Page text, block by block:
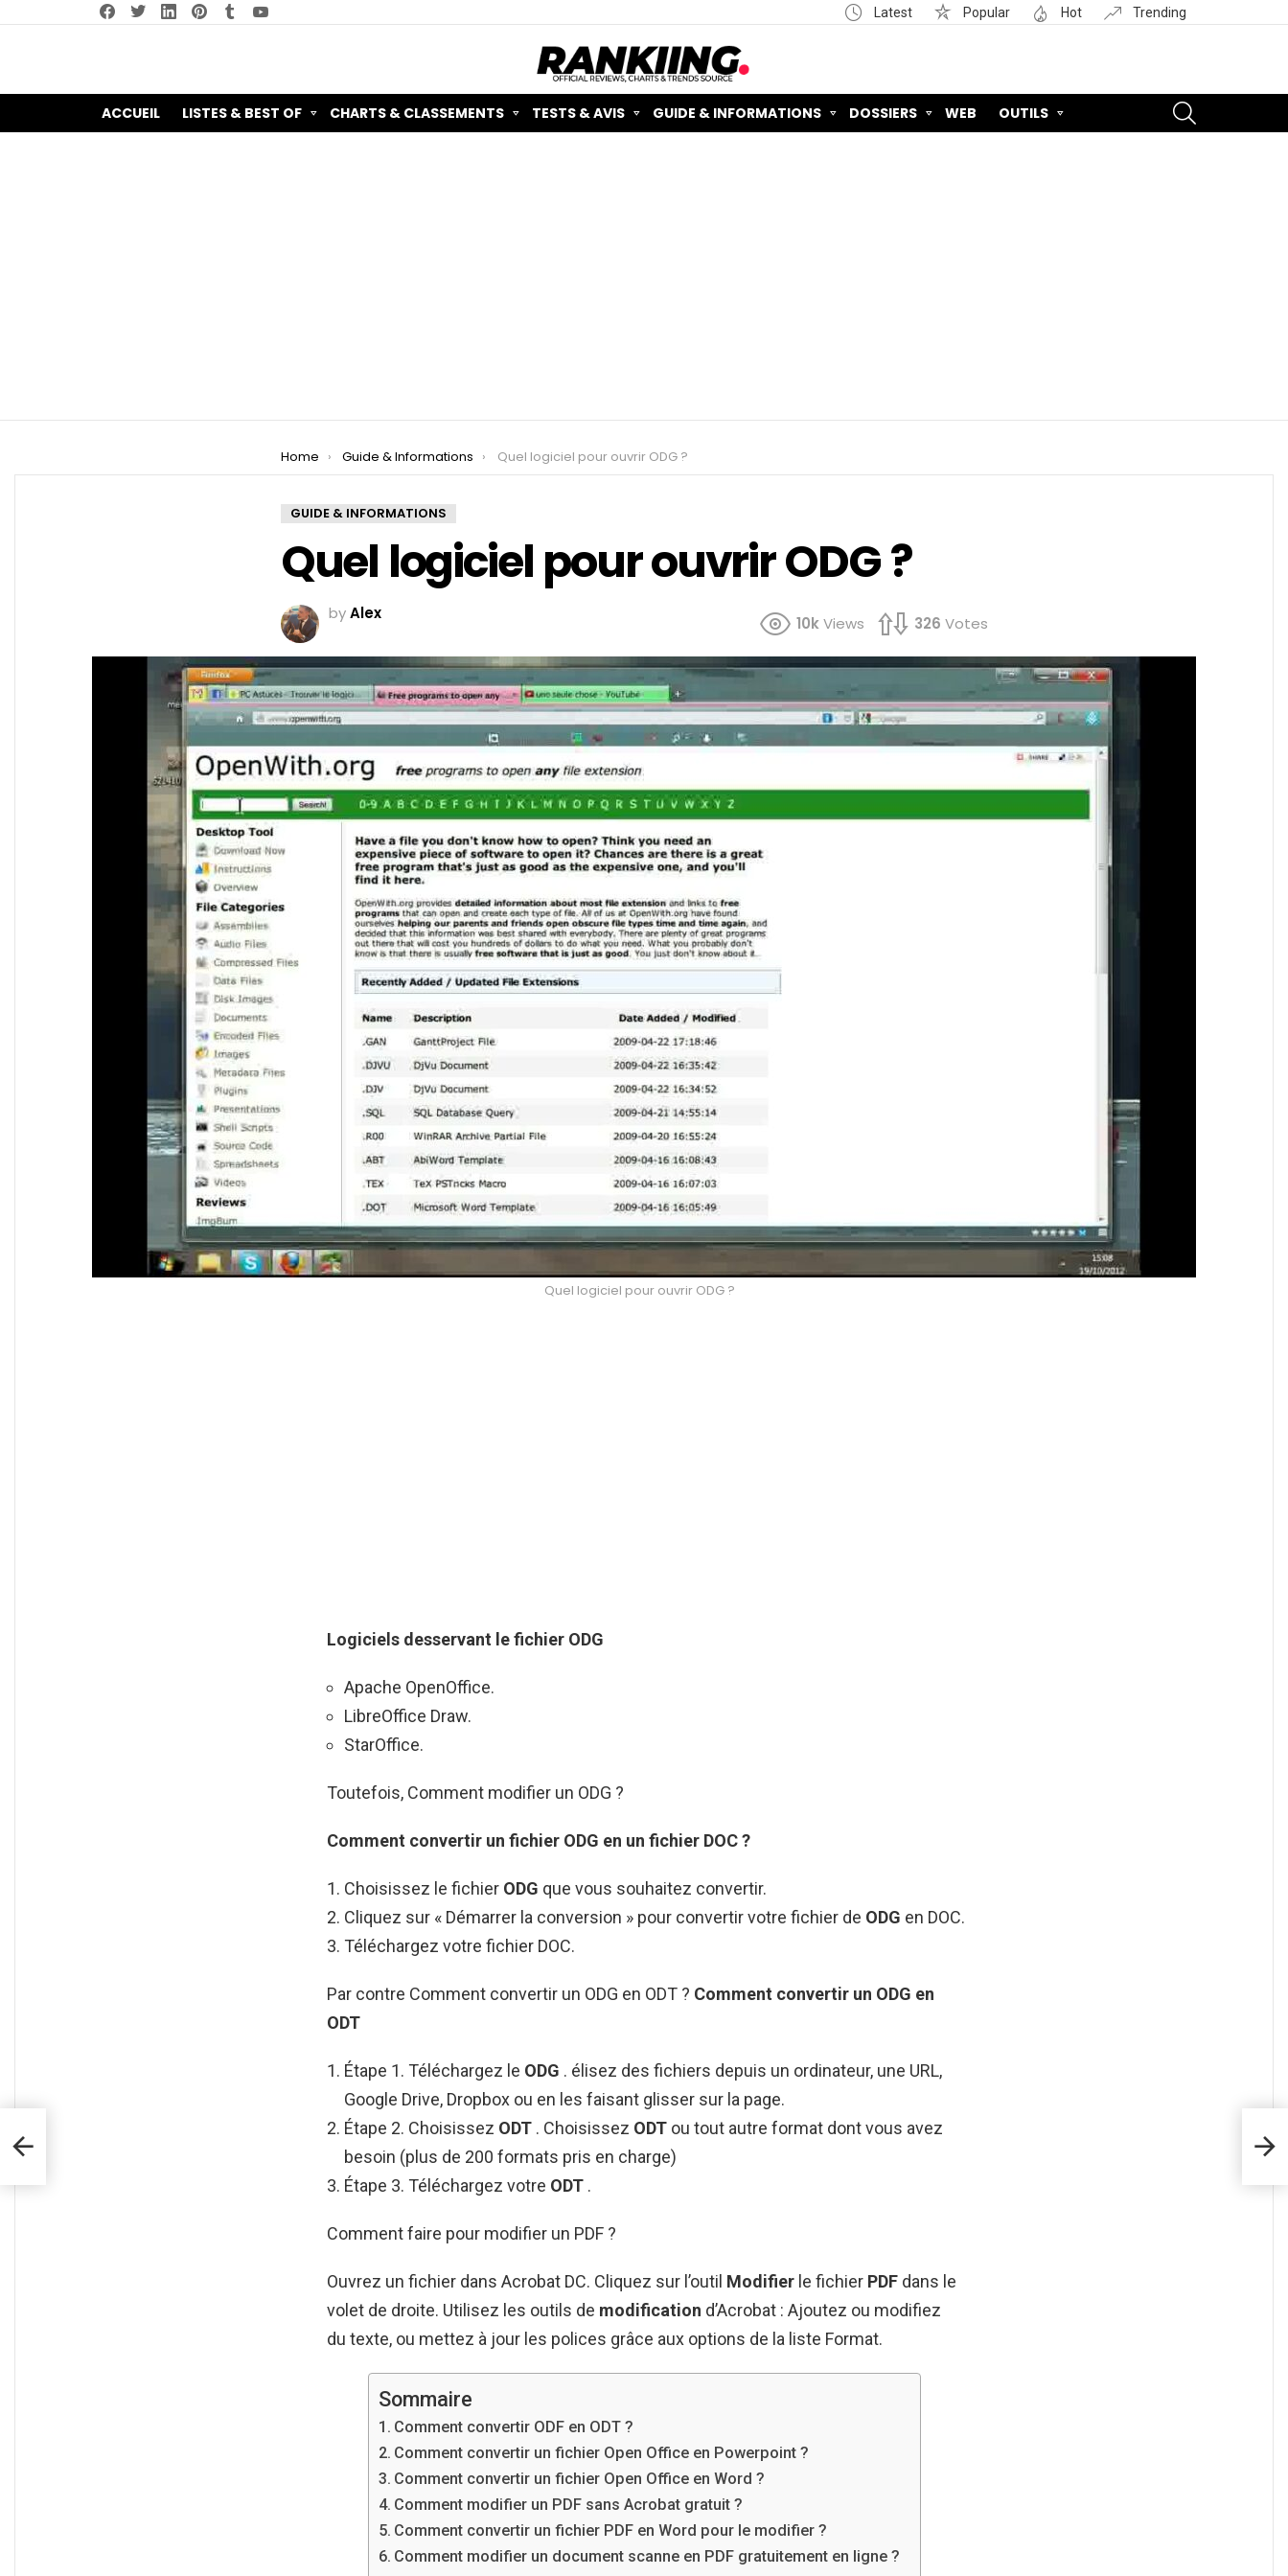
facebooktwitterlinkedin pinterest
Latest Popular Hot Trending
ACCUEIL LISTES & BEST OF CHARTS & CLASSEMENTS TESTS & AVIS GUIDE & INFORMATIONS DOSSIERS WEB OUTILS
You are here:
Home Guide & Informations Quel logiciel pour ouvrir ODG ?
GUIDE & INFORMATIONS
Quel logiciel pour ouvrir ODG ?
byAlex
10kViews 326 Votes
Quel logiciel pour ouvrir ODG ?
Logiciels desservant le fichier ODG
Apache OpenOffice.
LibreOffice Draw.
StarOffice.
Toutefois, Comment modifier un ODG ?
Comment convertir un fichier ODG en un fichier DOC ?
Choisissez le fichier ODG que vous souhaitez convertir.
Cliquez sur « Démarrer la conversion » pour convertir votre fichier de ODG en DOC.
Téléchargez votre fichier DOC.
Par contre Comment convertir un ODG en ODT ? Comment convertir un ODG en
ODT
Étape 1. Téléchargez le ODG . élisez des fichiers depuis un ordinateur, une URL,
Google Drive, Dropbox ou en les faisant glisser sur la page.
Étape 2. Choisissez ODT . Choisissez ODT ou tout autre format dont vous avez
besoin (plus de 200 formats pris en charge)
Étape 3. Téléchargez votre ODT .
Comment faire pour modifier un PDF ?
Ouvrez un fichier dans Acrobat DC. Cliquez sur l’outil Modifier le fichier PDF dans le
volet de droite. Utilisez les outils de modification d’Acrobat : Ajoutez ou modifiez
du texte, ou mettez à jour les polices grâce aux options de la liste Format.
Sommaire
Comment convertir ODF en ODT ?
Comment convertir un fichier Open Office en Powerpoint ?
Comment convertir un fichier Open Office en Word ?
Comment modifier un PDF sans Acrobat gratuit ?
Comment convertir un fichier PDF en Word pour le modifier ?
Comment modifier un document scanne en PDF gratuitement en ligne ?